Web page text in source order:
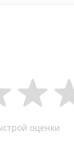
оценки